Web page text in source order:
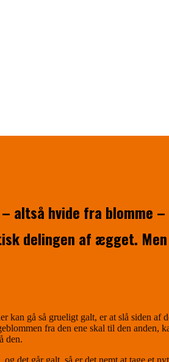
altså hvide fra blomme
delingen af ægget.
kan gå så grueligt galt, er at slå siden
fra den ene skal til den
den.